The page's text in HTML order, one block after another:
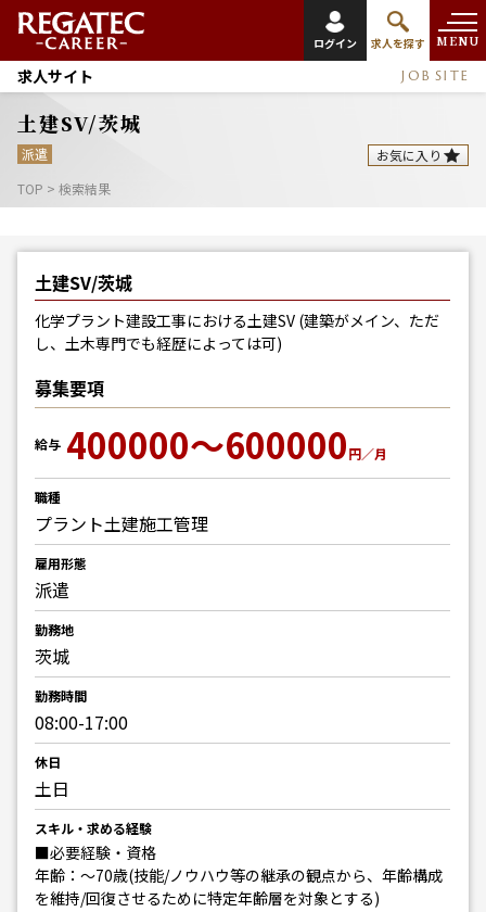
ログイン 求人を探す MENU
求人サイト JOB SITE
土建SV/茨城
派遣
お気に入り
TOP > 検索結果
土建SV/茨城
化学プラント建設工事における土建SV (建築がメイン、ただ
し、土木専門でも経歴によっては可)
募集要項
給与 400000～600000円／月
職種
プラント土建施工管理
雇用形態
派遣
勤務地
茨城
勤務時間
08:00-17:00
休日
土日
スキル・求める経験
■必要経験・資格
年齢：～70歳(技能/ノウハウ等の継承の観点から、年齢構成
を維持/回復させるために特定年齢層を対象とする)